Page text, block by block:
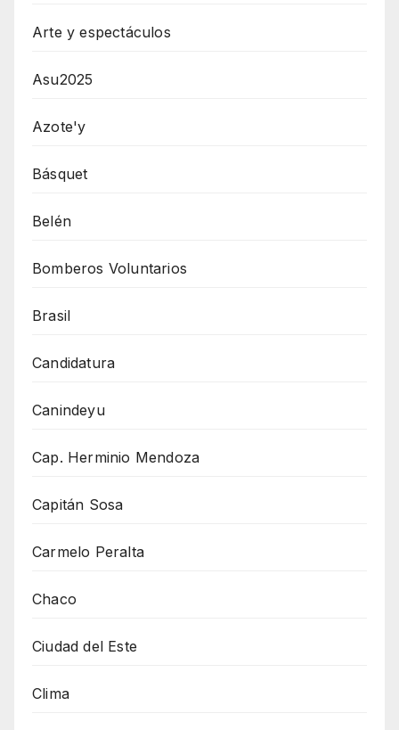
Arte y espectáculos
Asu2025
Azote'y
Básquet
Belén
Bomberos Voluntarios
Brasil
Candidatura
Canindeyu
Cap. Herminio Mendoza
Capitán Sosa
Carmelo Peralta
Chaco
Ciudad del Este
Clima